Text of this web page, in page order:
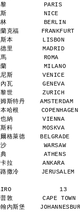
黎          PARIS
斯          NICE
林          BERLIN
蘭克福
斯本        LISBON
德里
馬          ROMA
蘭
尼斯
內瓦
黎世
姆斯特丹
本哈根
也納        VIENNA
斯科
爾格萊德
沙
典
卡拉
路撒冷
13
普敦        CAPE
翰內斯堡